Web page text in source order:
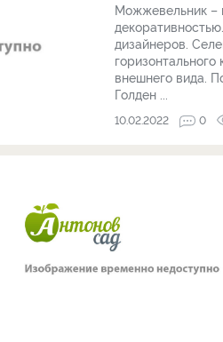
Можжевельник –
дизайнеров.
внешнего вида.
Голден ...
10.02.2022 0